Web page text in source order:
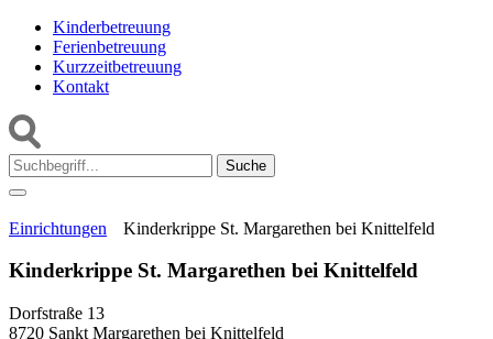
Kinderbetreuung
Ferienbetreuung
Kurzzeitbetreuung
Kontakt
Suche:
Einrichtungen Kinderkrippe St. Margarethen bei Knittelfeld
Kinderkrippe St. Margarethen bei Knittelfeld
Dorfstraße 13
8720 Sankt Margarethen bei Knittelfeld